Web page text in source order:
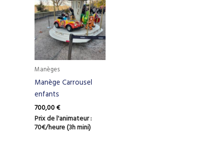
Manèges
Manège Carrousel
enfants
700,00€
Prix de l'animateur :
70€/heure (3h mini)